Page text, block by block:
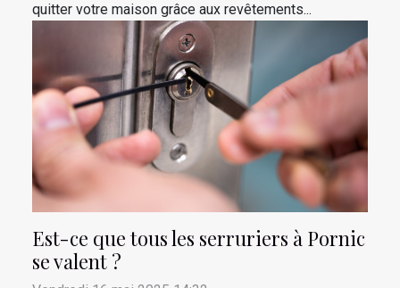
quitter votre maison grâce aux revêtements...
Est-ce que tous les serruriers à Pornic
se valent ?